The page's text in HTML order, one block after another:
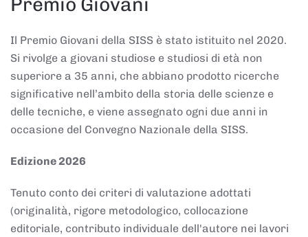
Premio Giovani
Il Premio Giovani della SISS è stato istituito nel 2020.
Si rivolge a giovani studiose e studiosi di età non
superiore a 35 anni, che abbiano prodotto ricerche
significative nell’ambito della storia delle scienze e
delle tecniche, e viene assegnato ogni due anni in
occasione del Convegno Nazionale della SISS.
Edizione 2026
Tenuto conto dei criteri di valutazione adottati
(originalità, rigore metodologico, collocazione
editoriale, contributo individuale dell'autore nei lavori